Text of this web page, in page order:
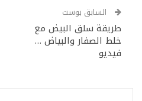
السابق بوست
طريقة سلق البيض مع
خلط الصفار والبياض …
فيديو